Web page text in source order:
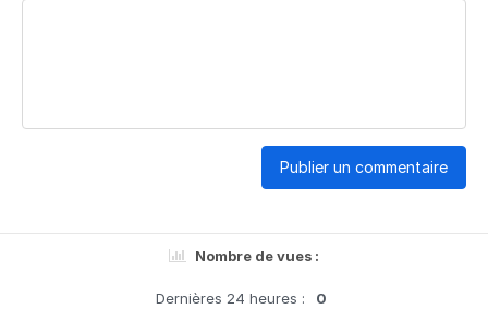
Publier un commentaire
Nombre de vues :
Dernières 24 heures : 0